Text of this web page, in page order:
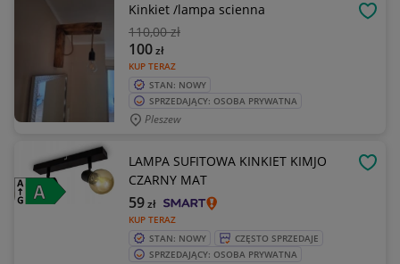
Kinkiet /lampa scienna
110,00 zł
KUP TERAZ
100zł
STAN: NOWY
SPRZEDAJĄCY: OSOBA PRYWATNA
Pleszew
LAMPA SUFITOWA KINKIET KIMJO
CZARNY MAT
KUP TERAZ
59zł
STAN: NOWY
CZĘSTO SPRZEDAJE
SPRZEDAJĄCY: OSOBA PRYWATNA